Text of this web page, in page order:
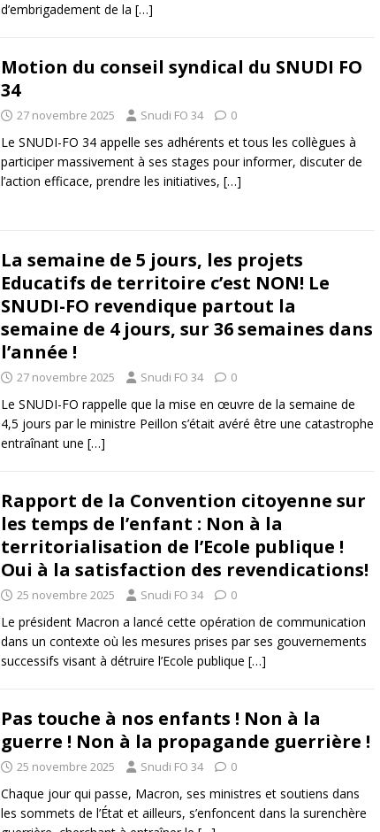
d’embrigadement de la […]
Motion du conseil syndical du SNUDI FO
34
27 novembre 2025 Snudi FO 34 0
Le SNUDI-FO 34 appelle ses adhérents et tous les collègues à
participer massivement à ses stages pour informer, discuter de
l’action efficace, prendre les initiatives, […]
La semaine de 5 jours, les projets
Educatifs de territoire c’est NON! Le
SNUDI-FO revendique partout la
semaine de 4 jours, sur 36 semaines dans
l’année !
27 novembre 2025 Snudi FO 34 0
Le SNUDI-FO rappelle que la mise en œuvre de la semaine de
4,5 jours par le ministre Peillon s’était avéré être une catastrophe
entraînant une […]
Rapport de la Convention citoyenne sur
les temps de l’enfant : Non à la
territorialisation de l’Ecole publique !
Oui à la satisfaction des revendications!
25 novembre 2025 Snudi FO 34 0
Le président Macron a lancé cette opération de communication
dans un contexte où les mesures prises par ses gouvernements
successifs visant à détruire l’Ecole publique […]
Pas touche à nos enfants ! Non à la
guerre ! Non à la propagande guerrière !
25 novembre 2025 Snudi FO 34 0
Chaque jour qui passe, Macron, ses ministres et soutiens dans
les sommets de l’État et ailleurs, s’enfoncent dans la surenchère